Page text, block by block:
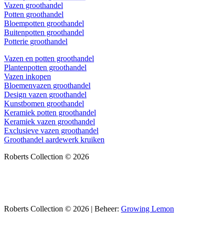
Vazen groothandel
Potten groothandel
Bloempotten groothandel
Buitenpotten groothandel
Potterie groothandel
Vazen en potten groothandel
Plantenpotten groothandel
Vazen inkopen
Bloemenvazen groothandel
Design vazen groothandel
Kunstbomen groothandel
Keramiek potten groothandel
Keramiek vazen groothandel
Exclusieve vazen groothandel
Groothandel aardewerk kruiken
Roberts Collection © 2026
Roberts Collection © 2026 | Beheer: Growing Lemon